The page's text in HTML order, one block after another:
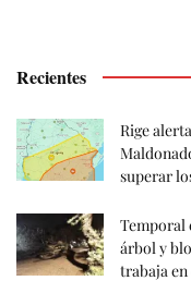
Recientes
Rige
superar
Temporal
árbol y
trabaja